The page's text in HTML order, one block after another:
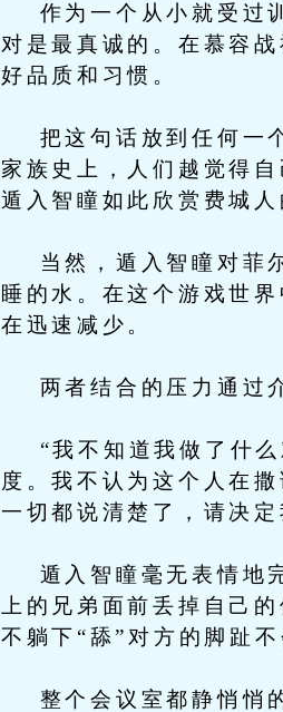
作为一个从小就受过训
对是最真诚的。在慕容
好品质和习惯。
把这句话放到任何一个
家族史上，人们越觉得
遁入智瞳如此欣赏费城
当然，遁入智瞳对菲尔
睡的水。在这个游戏世
在迅速减少。
两者结合的压力通过
“我不知道我做了什么
度。我不认为这个人在
一切都说清楚了，请决定
遁入智瞳毫无表情地完
上的兄弟面前丢掉自己
不躺下“舔”对方的脚趾不
整个会议室都静悄悄的